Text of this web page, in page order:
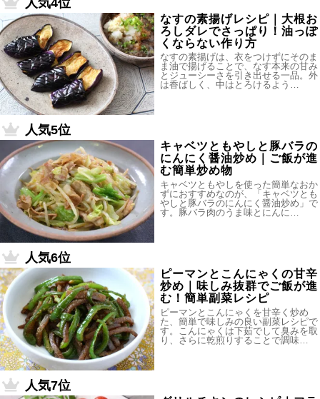
なすの素揚げレシピ｜大根お
ろしダレでさっぱり！油っぽ
くならない作り方
なすの素揚げは、衣をつけずにそのま
ま油で揚げることで、なす本来の甘み
とジューシーさを引き出せる一品。外
は香ばしく、中はとろけるよう…
人気5位
キャベツともやしと豚バラの
にんにく醤油炒め｜ご飯が進
む簡単炒め物
キャベツともやしを使った簡単なおか
ずにおすすめなのが、「キャベツとも
やしと豚バラのにんにく醤油炒め」で
す。豚バラ肉のうま味とにんに…
人気6位
ピーマンとこんにゃくの甘辛
炒め｜味しみ抜群でご飯が進
む！簡単副菜レシピ
ピーマンとこんにゃくを甘辛く炒め
た、簡単で味しみの良い副菜レシピで
す。こんにゃくは下茹でして臭みを取
り、さらに乾煎りすることで調味…
人気7位